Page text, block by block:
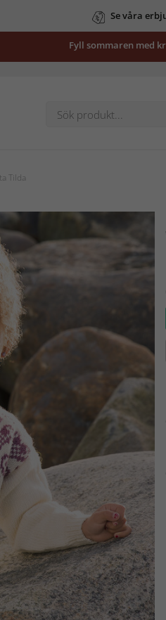
Se våra
Fyll sommaren med
Tilda